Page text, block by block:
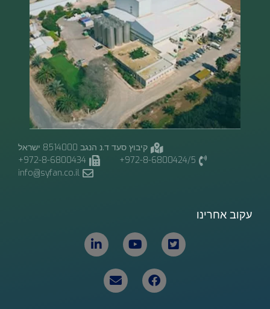
קיבוץ סעד ד.נ הנגב 8514000 ישראל
972-8-6800424/5+
972-8-6800434+
info@syfan.co.il
עקוב אחרינו